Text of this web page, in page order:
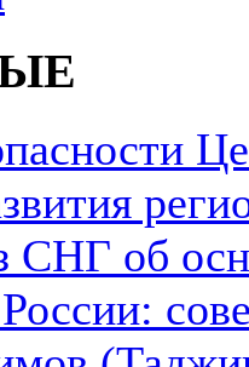
СНГ об
России: